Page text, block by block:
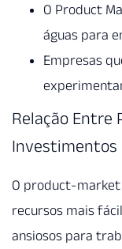
O Product
águas para
Empresas
Relação Entre
Investimentos
O product-
recursos mais
ansiosos para